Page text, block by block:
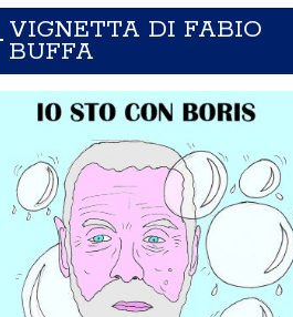
VIGNETTA DI FABIO
BUFFA